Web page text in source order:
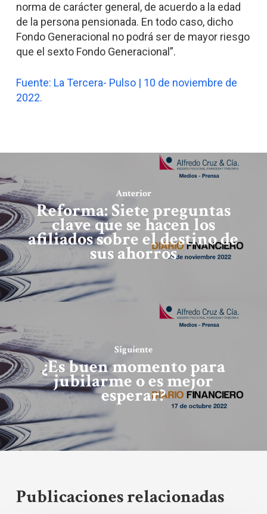
norma de carácter general, de acuerdo a la edad
de la persona pensionada. En todo caso, dicho
Fondo Generacional no podrá ser de mayor riesgo
que el sexto Fondo Generacional”.
Fuente: La Tercera- Pulso | 10 de noviembre de
2022.
Anterior
Reforma: Siete preguntas
clave que se hacen los
afiliados sobre el destino de
sus ahorros
Siguiente
¿Es buen momento para
jubilarme o es mejor
esperar?
Publicaciones relacionadas